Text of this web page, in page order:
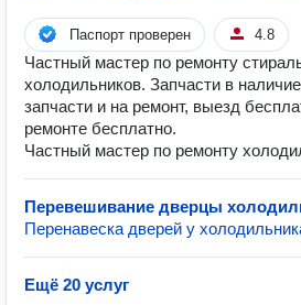
Паспорт проверен 4.8
Частный мастер по ремонту
холодильников. Запчасти в
запчасти и на ремонт, выезд
ремонте бесплатно.
Частный мастер по ремонту
Перевешивание дверцы
Перенавеска дверей у
Ещё 20 услуг